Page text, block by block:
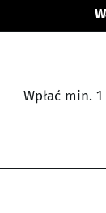
Wpłać min.